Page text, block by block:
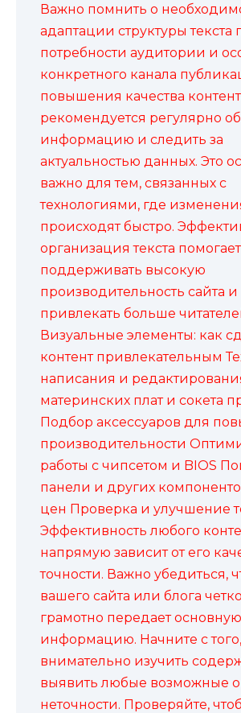
Важно помнить о
адаптации структуры текста
потребности аудитории и
конкретного канала
повышения качества
рекомендуется регулярно
информацию и следить за
актуальностью данных. Это
важно для тем, связанных с
технологиями, где
происходят быстро.
организация текста помогает
поддерживать высокую
производительность сайта и
привлекать больше
Визуальные элементы: как
контент привлекательным
написания и
материнских плат и сокета
Подбор аксессуаров для
производительности
работы с чипсетом и BIOS
панели и других
цен Проверка и улучшение
Эффективность любого
напрямую зависит от его
точности. Важно убедиться,
вашего сайта или блога
грамотно передает основную
информацию. Начните с
внимательно изучить
выявить любые возможные
неточности. Проверяйте,